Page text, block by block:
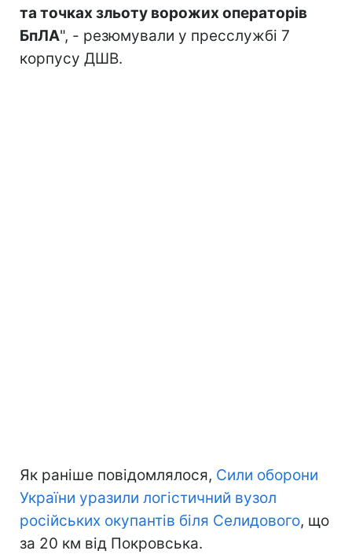
та точках зльоту ворожих операторів
БпЛА", - резюмували у пресслужбі 7
корпусу ДШВ.
Як раніше повідомлялося, Сили оборони
України уразили логістичний вузол
російських окупантів біля Селидового, що
за 20 км від Покровська.